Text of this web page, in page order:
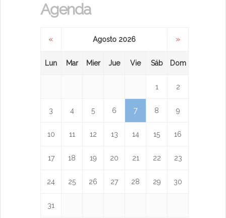
Agenda
« Agosto 2026 »
Lun Mar Mier Jue Vie Sáb Dom
1 2
3 4 5 6 7 8 9
10 11 12 13 14 15 16
17 18 19 20 21 22 23
24 25 26 27 28 29 30
31